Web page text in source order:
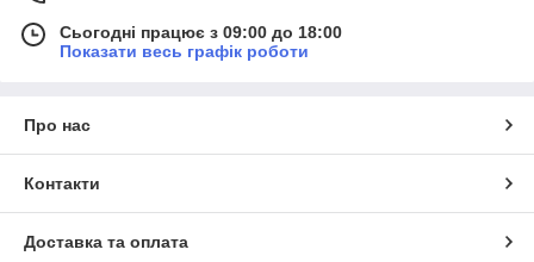
Сьогодні працює з 09:00 до 18:00
Показати весь графік роботи
Про нас
Контакти
Доставка та оплата